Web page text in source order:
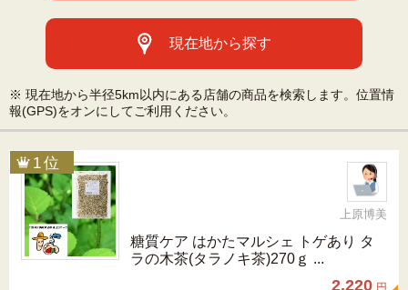
現在地から探す
※ 現在地から半径5km以内にある店舗の商品を検索します。位置情
報(GPS)をオンにしてご利用ください。
上原博美
糖質ケア はかたマルシェ トゲあり タ
ラの木茶(タラノキ茶)270ｇ ...
2,220 円